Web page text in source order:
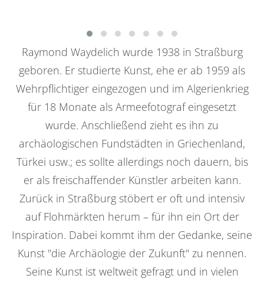
Raymond Waydelich wurde 1938 in Straßburg
geboren. Er studierte Kunst, ehe er ab 1959 als
Wehrpflichtiger eingezogen und im Algerienkrieg
für 18 Monate als Armeefotograf eingesetzt
wurde. Anschließend zieht es ihn zu
archäologischen Fundstädten in Griechenland,
Türkei usw.; es sollte allerdings noch dauern, bis
er als freischaffender Künstler arbeiten kann.
Zurück in Straßburg stöbert er oft und intensiv
auf Flohmärkten herum – für ihn ein Ort der
Inspiration. Dabei kommt ihm der Gedanke, seine
Kunst "die Archäologie der Zukunft" zu nennen.
Seine Kunst ist weltweit gefragt und in vielen